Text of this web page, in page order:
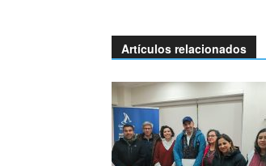
Artículos relacionados